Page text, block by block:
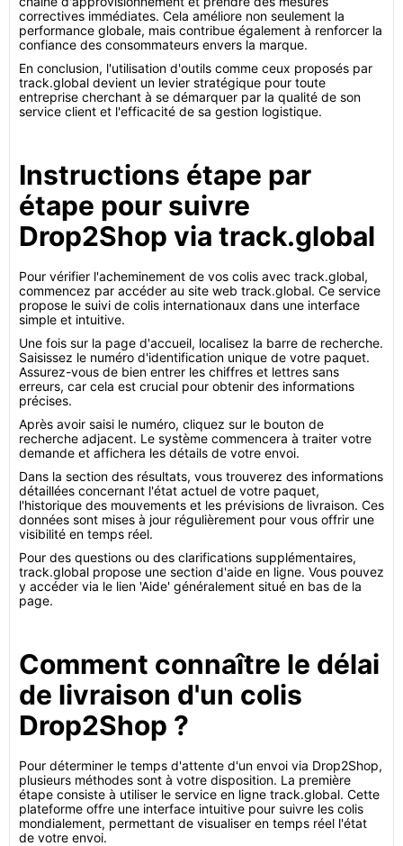
correctives immédiates. Cela améliore non seulement la
performance globale, mais contribue également à renforcer la
confiance des consommateurs envers la marque.
En conclusion, l'utilisation d'outils comme ceux proposés par
track.global devient un levier stratégique pour toute
entreprise cherchant à se démarquer par la qualité de son
service client et l'efficacité de sa gestion logistique.
Instructions étape par
étape pour suivre
Drop2Shop via track.global
Pour vérifier l'acheminement de vos colis avec track.global,
commencez par accéder au site web track.global. Ce service
propose le suivi de colis internationaux dans une interface
simple et intuitive.
Une fois sur la page d'accueil, localisez la barre de recherche.
Saisissez le numéro d'identification unique de votre paquet.
Assurez-vous de bien entrer les chiffres et lettres sans
erreurs, car cela est crucial pour obtenir des informations
précises.
Après avoir saisi le numéro, cliquez sur le bouton de
recherche adjacent. Le système commencera à traiter votre
demande et affichera les détails de votre envoi.
Dans la section des résultats, vous trouverez des informations
détaillées concernant l'état actuel de votre paquet,
l'historique des mouvements et les prévisions de livraison. Ces
données sont mises à jour régulièrement pour vous offrir une
visibilité en temps réel.
Pour des questions ou des clarifications supplémentaires,
track.global propose une section d'aide en ligne. Vous pouvez
y accéder via le lien 'Aide' généralement situé en bas de la
page.
Comment connaître le délai
de livraison d'un colis
Drop2Shop ?
Pour déterminer le temps d'attente d'un envoi via Drop2Shop,
plusieurs méthodes sont à votre disposition. La première
étape consiste à utiliser le service en ligne track.global. Cette
plateforme offre une interface intuitive pour suivre les colis
mondialement, permettant de visualiser en temps réel l'état
de votre envoi.